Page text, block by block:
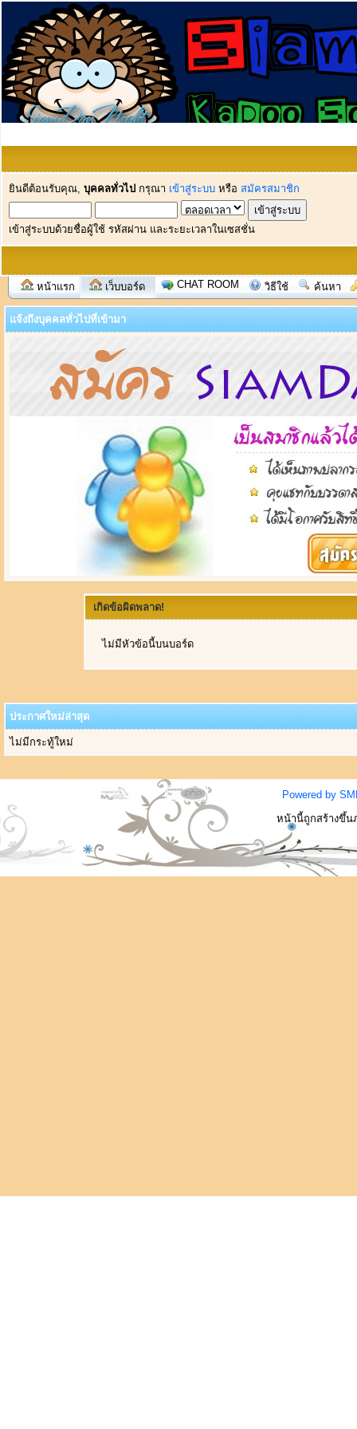
ยินดีต้อนรับคุณ, บุคคลทั่วไป กรุณา เข้าสู่ระบบ หรือ สมัครสมาชิก
เข้าสู่ระบบด้วยชื่อผู้ใช้ รหัสผ่าน และระยะเวลาในเซสชั่น
หน้าแรก เว็บบอร์ด CHAT ROOM วิธีใช้ ค้นหา
แจ้งถึงบุคคลทั่วไปที่เข้ามา
เกิดข้อผิดพลาด!
ไม่มีหัวข้อนี้บนบอร์ด
ประกาศใหม่ล่าสุด
ไม่มีกระทู้ใหม่
Powered by
หน้านี้ถูกสร้างขึ้น